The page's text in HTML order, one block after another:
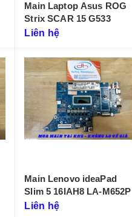
Main Laptop Asus ROG
Strix SCAR 15 G533
Liên hệ
Main Lenovo ideaPad
Slim 5 16IAH8 LA-M652P
Liên hệ